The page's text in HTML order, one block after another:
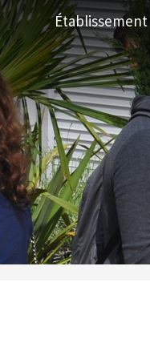
Établissement